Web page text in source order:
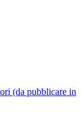
(da pubblicare in